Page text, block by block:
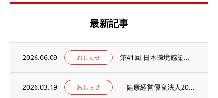
最新記事
2026.06.09 おしらせ 第41回 日本環境感染学会総会・学術集会の併設展示ブースに出展いたします。
2026.03.19 おしらせ 「健康経営優良法人2026」の認定を取得しました。